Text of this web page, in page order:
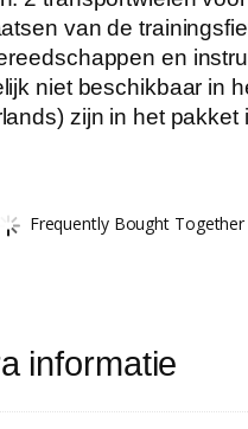
van de
en
niet beschikbaar in
zijn in het pakket
Frequently Bought Together
informatie